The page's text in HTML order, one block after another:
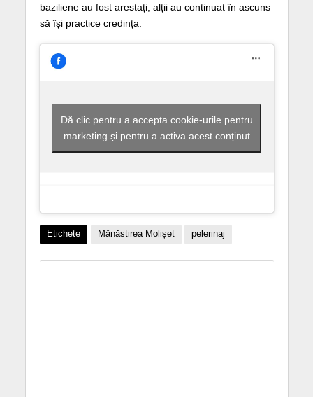
baziliene au fost arestați, alții au continuat în ascuns
să își practice credința.
Dă clic pentru a accepta cookie-urile pentru
marketing și pentru a activa acest conținut
Etichete Mănăstirea Molișet pelerinaj